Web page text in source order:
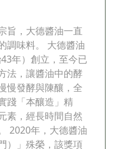
旨，大德醬油一直
調味料。 大德醬油
年）創立，至今已
法，讓醬油中的酵
慢發酵與陳釀，全
踐「本釀造」精
素，經長時間自然
2020年，大德醬油
）」殊榮，該獎項